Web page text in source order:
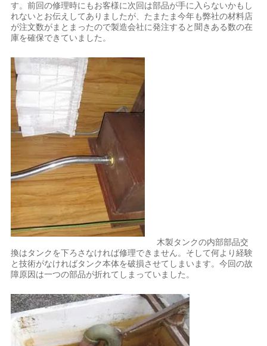
す。前回の修理時にもお客様に次回は部品が手に入らないかもし
れないとお伝えしてありましたが、たまたま今年も弊社の材料店
が注文数がまとまったので製造会社に発注すると聞きある数の在
庫を確保できていました。
木製タンクの内部部品交
換はタンクを下ろさなければ修理できません。そして何より経験
と技術がなければタンク本体を破損させてしまいます。今回の故
障原因は一つの部品が折れてしまっていました。